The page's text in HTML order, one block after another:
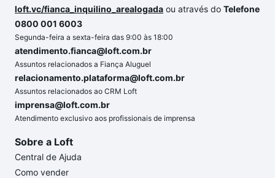
loft.vc/fianca_inquilino_arealogada ou através do Telefone
0800 001 6003
Segunda-feira a sexta-feira das 9:00 às 18:00
atendimento.fianca@loft.com.br
Assuntos relacionados a Fiança Aluguel
relacionamento.plataforma@loft.com.br
Assuntos relacionados ao CRM Loft
imprensa@loft.com.br
Atendimento exclusivo aos profissionais de imprensa
Sobre a Loft
Central de Ajuda
Como vender